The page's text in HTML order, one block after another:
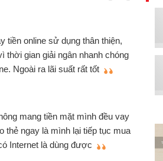
Mình cần tiền gấp nên định cầm cố
nhưng thật may đã có gói vay tiền bằng
không cần gặp mặt nên rất tiện lợi, sẽ giới
bè biết
Tôi kinh doanh buôn bán nhỏ lẻ nhiều
hàng, nhờ biết đến website qua bạn bè
quyết được công việc của mình nhanh